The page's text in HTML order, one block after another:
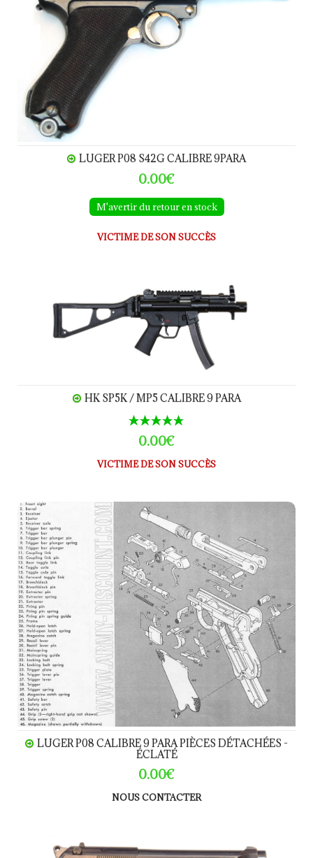
LUGER P08 S42G CALIBRE 9PARA
0.00€
M'avertir du retour en stock
VICTIME DE SON SUCCÈS
HK SP5K / MP5 CALIBRE 9 PARA
0.00€
VICTIME DE SON SUCCÈS
LUGER P08 calibre 9 Para Pièces détachées - éclaté
LUGER P08 CALIBRE 9 PARA PIÈCES DÉTACHÉES -
ÉCLATÉ
0.00€
NOUS CONTACTER
BERETTA 92S calibre 9 Para